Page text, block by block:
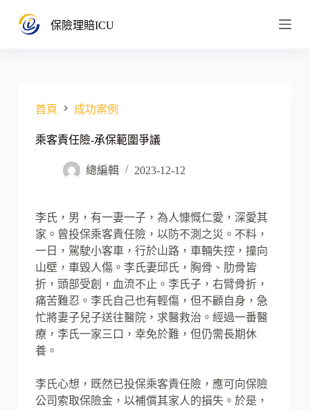
跳
至
保險理賠ICU
首頁 成功案例
乘客責任險-承保範圍爭議
總編輯 2023-12-12
李氏，男，有一妻一子，為人慷慨仁愛，深愛其
家。曾投保乘客責任險，以防不測之災。不料，
一日，駕駛小客車，行於山路，車輛失控，撞向
山壁，車毀人傷。李氏妻邱氏，胸骨、肋骨皆
折，頭部受創，血流不止。李氏子，右臂骨折，
痛苦難忍。李氏自己也有輕傷，但不顧自身，急
忙將妻子兒子送往醫院，求醫救治。經過一番醫
療，李氏一家三口，幸免於難，但仍需長期休
養。
李氏心想，既然已投保乘客責任險，應可向保險
公司索取保險金，以補償其家人的損失。於是，